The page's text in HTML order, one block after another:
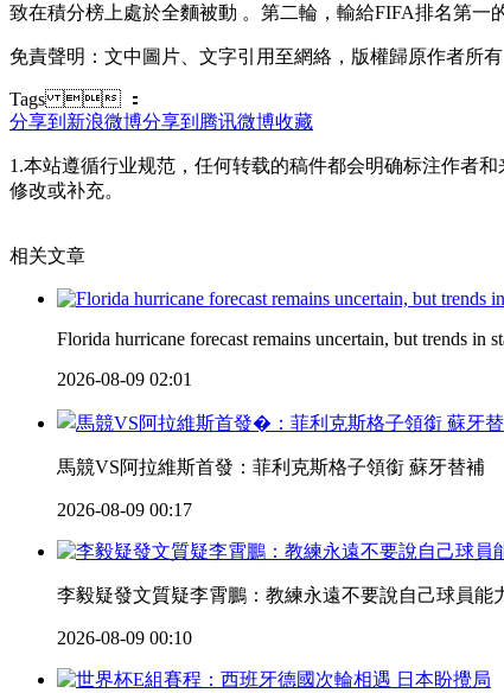
致在積分榜上處於全麵被動  。第二輪 ，輸給FIFA排名第一的
免責聲明：文中圖片 、文字引用至網絡 ，版權歸原作者所有
Tags  ：
分享到新浪微博分享到腾讯微博收藏
1.本站遵循行业规范，任何转载的稿件都会明确标注作者
修改或补充。
相关文章
Florida hurricane forecast remains uncertain, but trends in
2026-08-09 02:01
馬競VS阿拉維斯首發：菲利克斯格子領銜 蘇牙替補
2026-08-09 00:17
李毅疑發文質疑李霄鵬 ：教練永遠不要說自己球員能
2026-08-09 00:10